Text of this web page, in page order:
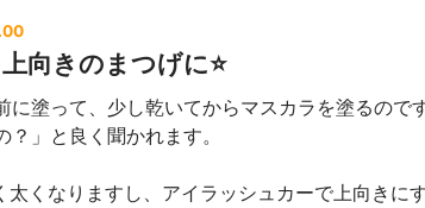
向きのまつげに⭐️
に塗って、少し乾いてからマスカラを塗るので
？」と良く聞かれます。
太くなりますし、アイラッシュカーで上向きに